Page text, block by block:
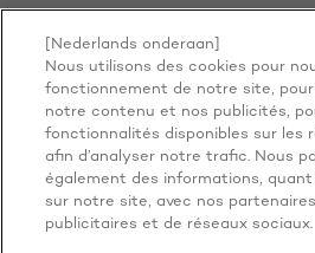
[Nederlands onderaan]
Nous utilisons des cookies pour
fonctionnement de notre site,
notre contenu et nos publicités,
fonctionnalités disponibles sur les
afin d’analyser notre trafic. Nous
également des informations,
sur notre site, avec nos
publicitaires et de réseaux sociaux.